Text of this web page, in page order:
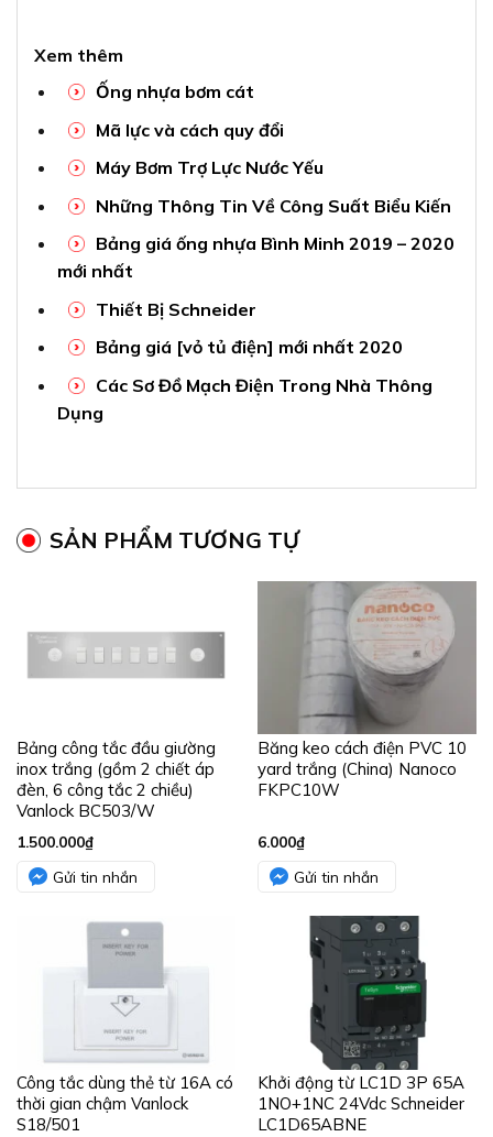
Xem thêm
Ống nhựa bơm cát
Mã lực và cách quy đổi
Máy Bơm Trợ Lực Nước Yếu
Những Thông Tin Về Công Suất Biểu Kiến
Bảng giá ống nhựa Bình Minh 2019 – 2020
mới nhất
Thiết Bị Schneider
Bảng giá [vỏ tủ điện] mới nhất 2020
Các Sơ Đồ Mạch Điện Trong Nhà Thông
Dụng
SẢN PHẨM TƯƠNG TỰ
Bảng công tắc đầu giường
inox trắng (gồm 2 chiết áp
đèn, 6 công tắc 2 chiều)
Vanlock BC503/W
1.500.000₫
Gửi tin nhắn
Băng keo cách điện PVC 10
yard trắng (China) Nanoco
FKPC10W
6.000₫
Gửi tin nhắn
Công tắc dùng thẻ từ 16A có
thời gian chậm Vanlock
S18/501
Khởi động từ LC1D 3P 65A
1NO+1NC 24Vdc Schneider
LC1D65ABNE